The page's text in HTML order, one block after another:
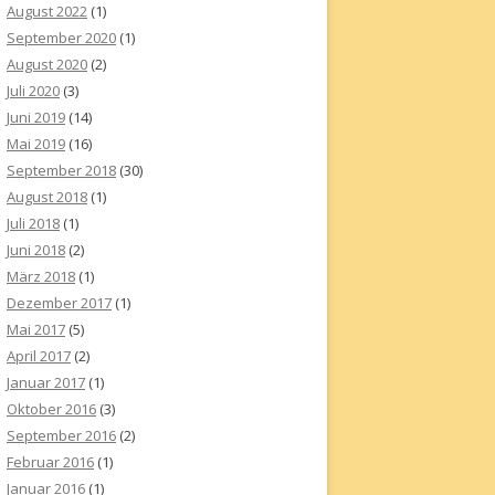
August 2022 (1)
September 2020 (1)
August 2020 (2)
Juli 2020 (3)
Juni 2019 (14)
Mai 2019 (16)
September 2018 (30)
August 2018 (1)
Juli 2018 (1)
Juni 2018 (2)
März 2018 (1)
Dezember 2017 (1)
Mai 2017 (5)
April 2017 (2)
Januar 2017 (1)
Oktober 2016 (3)
September 2016 (2)
Februar 2016 (1)
Januar 2016 (1)